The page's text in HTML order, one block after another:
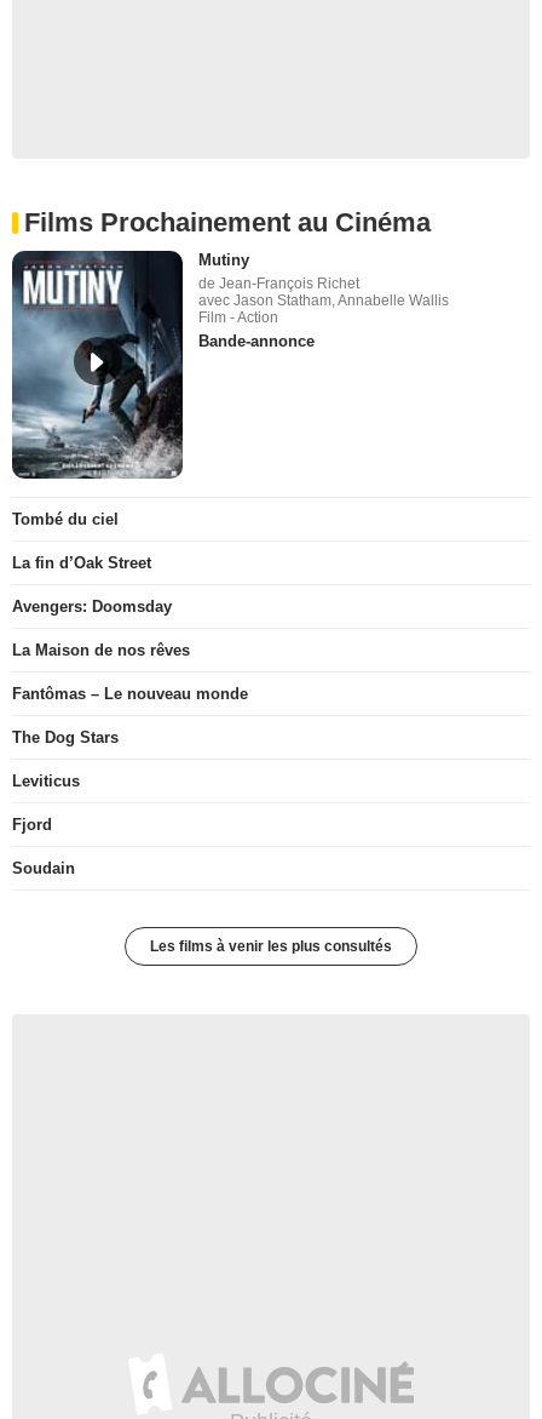
Films Prochainement au Cinéma
Mutiny
de Jean-François Richet
avec Jason Statham, Annabelle Wallis
Film - Action
Bande-annonce
Tombé du ciel
La fin d’Oak Street
Avengers: Doomsday
La Maison de nos rêves
Fantômas – Le nouveau monde
The Dog Stars
Leviticus
Fjord
Soudain
Les films à venir les plus consultés